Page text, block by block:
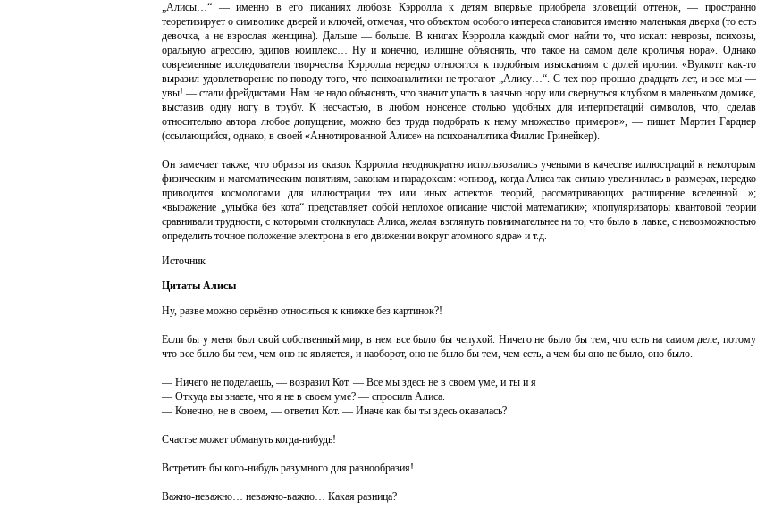
„Алисы…“ — именно в его писаниях любовь Кэрролла к детям впервые приобрела зловещий оттенок, — пространно
теоретизирует о символике дверей и ключей, отмечая, что объектом особого интереса становится именно маленькая дверка (то есть
девочка, а не взрослая женщина). Дальше — больше. В книгах Кэрролла каждый смог найти то, что искал: неврозы, психозы,
оральную агрессию, эдипов комплекс… Ну и конечно, излишне объяснять, что такое на самом деле кроличья нора». Однако
современные исследователи творчества Кэрролла нередко относятся к подобным изысканиям с долей иронии: «Вулкотт как-то
выразил удовлетворение по поводу того, что психоаналитики не трогают „Алису…“. С тех пор прошло двадцать лет, и все мы —
увы! — стали фрейдистами. Нам не надо объяснять, что значит упасть в заячью нору или свернуться клубком в маленьком домике,
выставив одну ногу в трубу. К несчастью, в любом нонсенсе столько удобных для интерпретаций символов, что, сделав
относительно автора любое допущение, можно без труда подобрать к нему множество примеров», — пишет Мартин Гарднер
(ссылающийся, однако, в своей «Аннотированной Алисе» на психоаналитика Филлис Гринейкер).
Он замечает также, что образы из сказок Кэрролла неоднократно использовались учеными в качестве иллюстраций к некоторым
физическим и математическим понятиям, законам и парадоксам: «эпизод, когда Алиса так сильно увеличилась в размерах, нередко
приводится космологами для иллюстрации тех или иных аспектов теорий, рассматривающих расширение вселенной…»;
«выражение „улыбка без кота“ представляет собой неплохое описание чистой математики»; «популяризаторы квантовой теории
сравнивали трудности, с которыми столкнулась Алиса, желая взглянуть повнимательнее на то, что было в лавке, с невозможностью
определить точное положение электрона в его движении вокруг атомного ядра» и т.д.
Источник
Цитаты Алисы
Ну, разве можно серьёзно относиться к книжке без картинок?!
Если бы у меня был свой собственный мир, в нем все было бы чепухой. Ничего не было бы тем, что есть на самом деле, потому
что все было бы тем, чем оно не является, и наоборот, оно не было бы тем, чем есть, а чем бы оно не было, оно было.
— Ничего не поделаешь, — возразил Кот. — Все мы здесь не в своем уме, и ты и я
— Откуда вы знаете, что я не в своем уме? — спросила Алиса.
— Конечно, не в своем, — ответил Кот. — Иначе как бы ты здесь оказалась?
Счастье может обмануть когда-нибудь!
Встретить бы кого-нибудь разумного для разнообразия!
Важно-неважно… неважно-важно… Какая разница?